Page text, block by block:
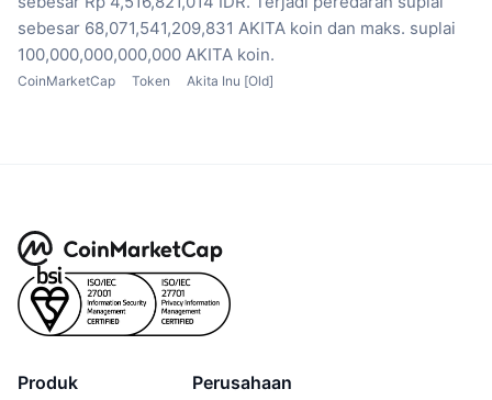
sebesar 68,071,541,209,831 AKITA koin dan maks. suplai
100,000,000,000,000 AKITA koin.
CoinMarketCap Token Akita Inu [Old]
Produk Perusahaan